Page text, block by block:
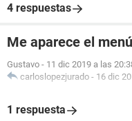
4 respuestas
Me aparece el
Gustavo - 11 dic 2019 a las
carloslopezjurado - 16 dic
1 respuesta